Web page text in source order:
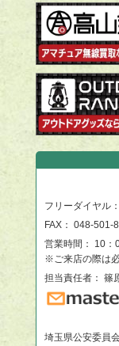
フリーダイヤル：
FAX： 048-501-
営業時間： 10：
※ご来店の際は
担当責任者： 篠
埼玉県公安委員